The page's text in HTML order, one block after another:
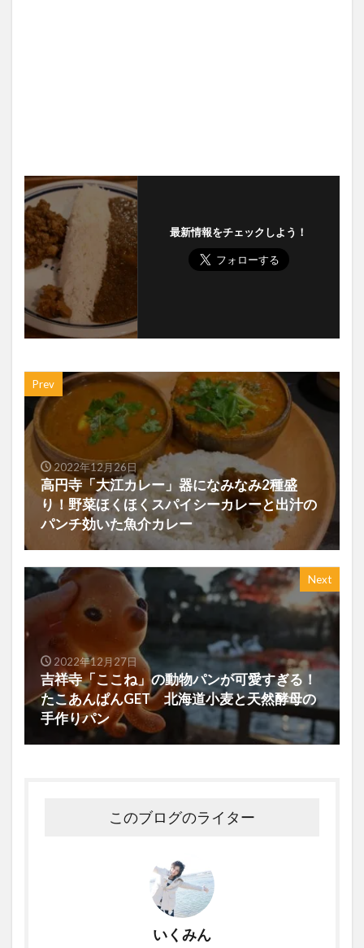
最新情報をチェックしよう！
Prev
2022年12月26日
高円寺「大江カレー」器になみなみ2種盛
り！野菜ほくほくスパイシーカレーと出汁の
パンチ効いた魚介カレー
Next
2022年12月27日
吉祥寺「ここね」の動物パンが可愛すぎる！
たこあんぱんGET 北海道小麦と天然酵母の
手作りパン
このブログのライター
いくみん